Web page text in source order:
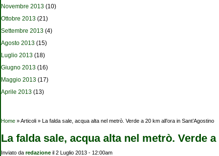
Novembre 2013 (10)
Ottobre 2013 (21)
Settembre 2013 (4)
Agosto 2013 (15)
Luglio 2013 (18)
Giugno 2013 (16)
Maggio 2013 (17)
Aprile 2013 (13)
Tu sei qui
Home » Articoli » La falda sale, acqua alta nel metrò. Verde a 20 km all’ora in Sant’Agostino
La falda sale, acqua alta nel metrò. Verde
Inviato da redazione il 2 Luglio 2013 - 12:00am